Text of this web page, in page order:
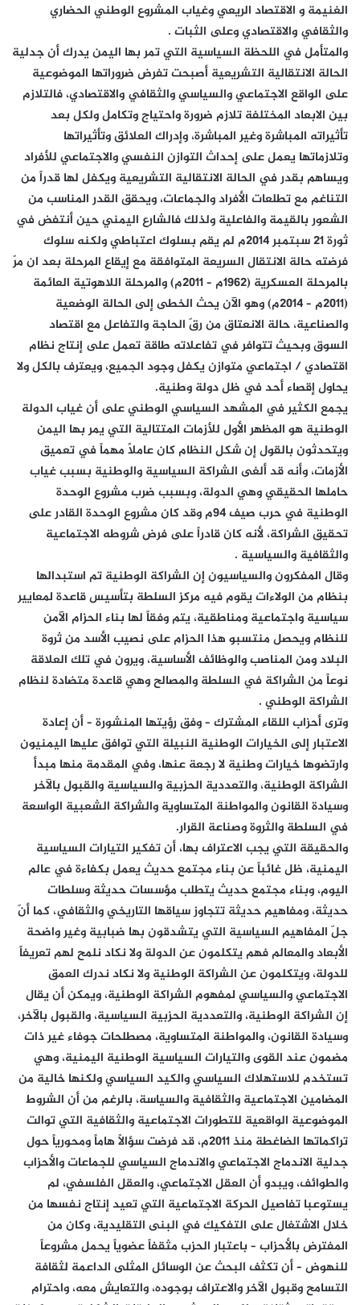
الغنيمة و الاقتصاد الريعي وغياب المشروع الوطني الحضاري
والثقافي والاقتصادي وعلى الثبات .
والمتأمل في اللحظة السياسية التي تمر بها اليمن يدرك أن جدلية
الحالة الانتقالية التشريعية أصبحت تفرض ضروراتها الموضوعية
على الواقع الاجتماعي والسياسي والثقافي والاقتصادي، فالتلازم
بين الابعاد المختلفة تلازم ضرورة واحتياج وتكامل ولكل بعد
تأثيراته المباشرة وغير المباشرة، وإدراك العلائق وتأثيراتها
وتلازماتها يعمل على إحداث التوازن النفسي والاجتماعي للأفراد
ويساهم بقدر في الحالة الانتقالية التشريعية ويكفل لها قدراً من
التناغم مع تطلعات الأفراد والجماعات، ويحقق القدر المناسب من
الشعور بالقيمة والفاعلية ولذلك فالشارع اليمني حين أنتفض في
ثورة 21 سبتمبر 2014م لم يقم بسلوك اعتباطي ولكنه سلوك
فرضته حالة الانتقال السريعة المتوافقة مع إيقاع المرحلة بعد ان مرّ
بالمرحلة العسكرية (1962م – 2011م) والمرحلة اللاهوتية العائمة
(2011م – 2014م) وهو الآن يحث الخطى إلى الحالة الوضعية
والصناعية، حالة الانعتاق من رقّ الحاجة والتفاعل مع اقتصاد
السوق وبحيث تتوافر في تفاعلاته طاقة تعمل على إنتاج نظام
اقتصادي / اجتماعي متوازن يكفل وجود الجميع، ويعترف بالكل ولا
يحاول إقصاء أحد في ظل دولة وطنية.
يجمع الكثير في المشهد السياسي الوطني على أن غياب الدولة
الوطنية هو المظهر الأول للأزمات المتتالية التي يمر بها اليمن
ويتحدثون بالقول إن شكل النظام كان عاملاً مهماً في تعميق
الأزمات، وأنه قد ألغى الشراكة السياسية والوطنية بسبب غياب
حاملها الحقيقي وهي الدولة، وبسبب ضرب مشروع الوحدة
الوطنية في حرب صيف 94م وقد كان مشروع الوحدة القادر على
تحقيق الشراكة، لأنه كان قادراً على فرض شروطه الاجتماعية
والثقافية والسياسية .
وقال المفكرون والسياسيون إن الشراكة الوطنية تم استبدالها
بنظام من الولاءات يقوم فيه مركز السلطة بتأسيس قاعدة لمعايير
سياسية واجتماعية ومناطقية، يتم وفقاً لها بناء الحزام الآمن
للنظام ويحصل منتسبو هذا الحزام على نصيب الأسد من ثروة
البلاد ومن المناصب والوظائف الأساسية، ويرون في تلك العلاقة
نوعاً من الشراكة في السلطة والمصالح وهي قاعدة متضادة لنظام
الشراكة الوطني .
وترى أحزاب اللقاء المشترك – وفق رؤيتها المنشورة – أن إعادة
الاعتبار إلى الخيارات الوطنية النبيلة التي توافق عليها اليمنيون
وارتضوها خيارات وطنية لا رجعة عنها، وفي المقدمة منها مبدأ
الشراكة الوطنية، والتعددية الحزبية والسياسية والقبول بالآخر
وسيادة القانون والمواطنة المتساوية والشراكة الشعبية الواسعة
في السلطة والثروة وصناعة القرار.
والحقيقة التي يجب الاعتراف بها، أن تفكير التيارات السياسية
اليمنية، ظل غائباً عن بناء مجتمع حديث يعمل بكفاءة في عالم
اليوم، وبناء مجتمع حديث يتطلب مؤسسات حديثة وسلطات
حديثة، ومفاهيم حديثة تتجاوز سياقها التاريخي والثقافي، كما أنّ
جلّ المفاهيم السياسية التي يتشدقون بها ضبابية وغير واضحة
الأبعاد والمعالم فهم يتكلمون عن الدولة ولا نكاد نلمح لهم تعريفاً
للدولة، ويتكلمون عن الشراكة الوطنية ولا نكاد ندرك العمق
الاجتماعي والسياسي لمفهوم الشراكة الوطنية، ويمكن أن يقال
إن الشراكة الوطنية، والتعددية الحزبية السياسية، والقبول بالآخر،
وسيادة القانون، والمواطنة المتساوية، مصطلحات جوفاء غير ذات
مضمون عند القوى والتيارات السياسية الوطنية اليمنية، وهي
تستخدم للاستهلاك السياسي والكيد السياسي ولكنها خالية من
المضامين الاجتماعية والثقافية والسياسة، بالرغم من أن الشروط
الموضوعية الواقعية للتطورات الاجتماعية والثقافية التي توالت
تراكماتها الضاغطة منذ 2011م، قد فرضت سؤالاً هاماً ومحورياً حول
جدلية الاندماج الاجتماعي والاندماج السياسي للجماعات والأحزاب
والطوائف، ويبدو أن العقل الاجتماعي، والعقل الفلسفي، لم
يستوعبا تفاصيل الحركة الاجتماعية التي تعيد إنتاج نفسها من
خلال الاشتغال على التفكيك في البنى التقليدية، وكان من
المفترض بالأحزاب – باعتبار الحزب مثقفاً عضوياً يحمل مشروعاً
للنهوض – أن تكثف البحث عن الوسائل المثلى الداعمة لثقافة
التسامح وقبول الآخر والاعتراف بوجوده، والتعايش معه، واحترام